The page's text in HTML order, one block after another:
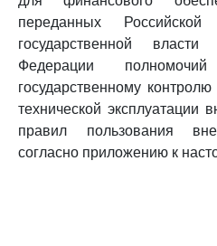
переданных
государственной власти
Федерации
государственному
технической эксплуатации
правил пользования
согласно приложению к